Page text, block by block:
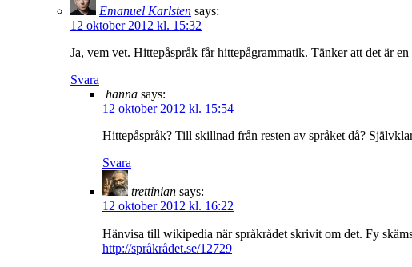
Emanuel Karlsten says:
12 oktober 2012 kl. 15:32
Ja, vem vet. Hittepåspråk får hittepågrammatik. Tänker att det är
Svara
hanna says:
12 oktober 2012 kl. 15:54
Hittepåspråk? Till skillnad från resten av språket då?
Svara
trettinian says:
12 oktober 2012 kl. 16:22
Hänvisa till wikipedia när språkrådet skrivit om det. Fy
http://språkrådet.se/12729